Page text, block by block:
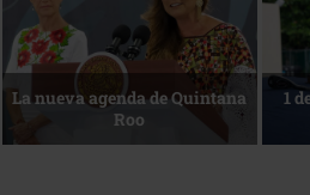
Reconocimiento de viajeros